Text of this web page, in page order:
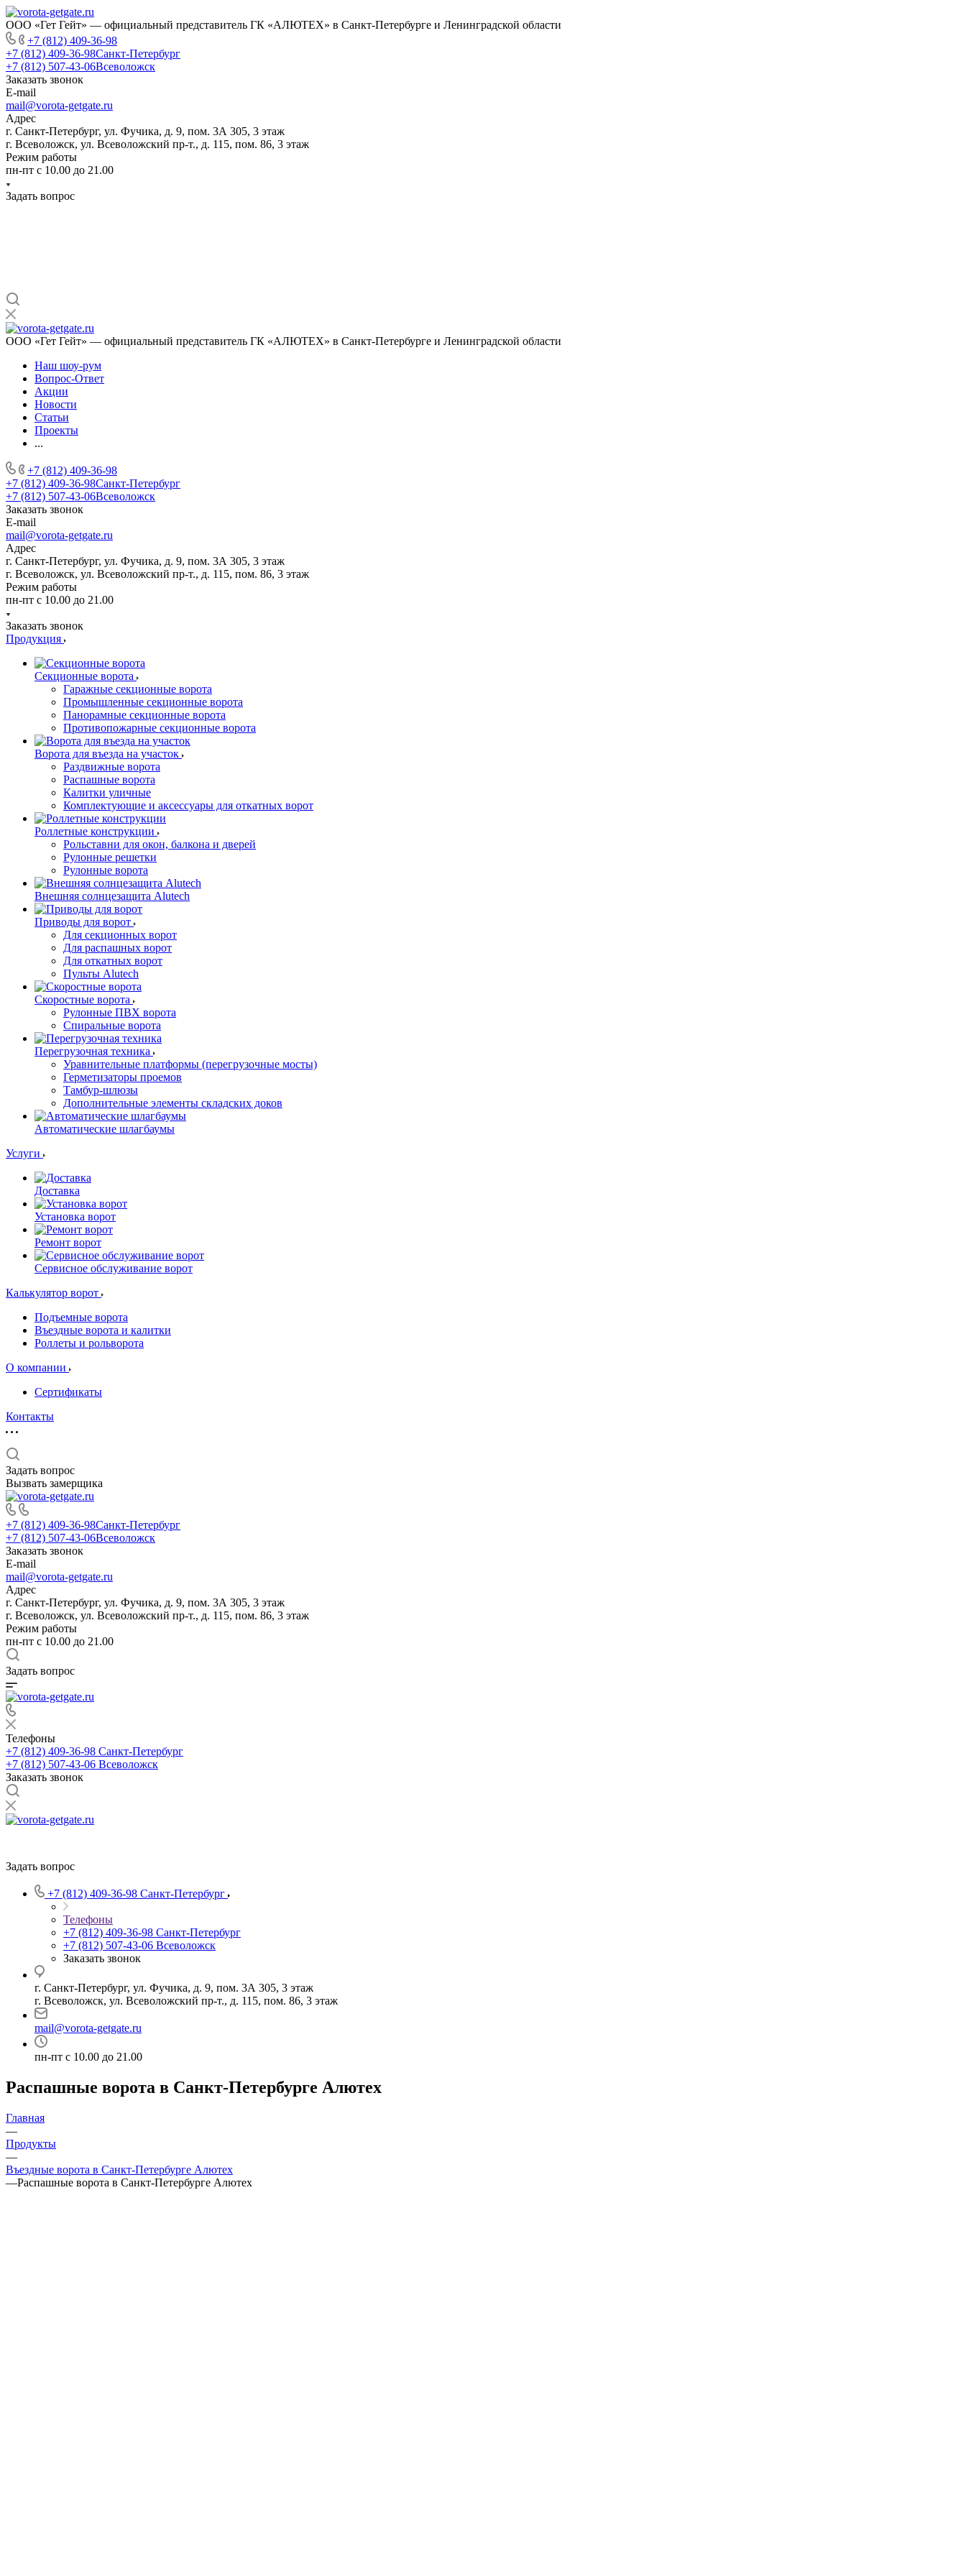
ООО «Гет Гейт» — официальный представитель ГК «АЛЮТЕХ» в Санкт-Петербурге и Ленинградской области
+7 (812) 409-36-98
+7 (812) 409-36-98Санкт-Петербург
+7 (812) 507-43-06Всеволожск
Заказать звонок
E-mail
mail@vorota-getgate.ru
Адрес
г. Санкт-Петербург, ул. Фучика, д. 9, пом. 3А 305, 3 этаж
г. Всеволожск, ул. Всеволожский пр-т., д. 115, пом. 86, 3 этаж
Режим работы
пн-пт c 10.00 до 21.00
Задать вопрос
ООО «Гет Гейт» — официальный представитель ГК «АЛЮТЕХ» в Санкт-Петербурге и Ленинградской области
Наш шоу-рум
Вопрос-Ответ
Акции
Новости
Статьи
Проекты
...
+7 (812) 409-36-98
+7 (812) 409-36-98Санкт-Петербург
+7 (812) 507-43-06Всеволожск
Заказать звонок
E-mail
mail@vorota-getgate.ru
Адрес
г. Санкт-Петербург, ул. Фучика, д. 9, пом. 3А 305, 3 этаж
г. Всеволожск, ул. Всеволожский пр-т., д. 115, пом. 86, 3 этаж
Режим работы
пн-пт c 10.00 до 21.00
Заказать звонок
Продукция
Секционные ворота
Гаражные секционные ворота
Промышленные секционные ворота
Панорамные секционные ворота
Противопожарные секционные ворота
Ворота для въезда на участок
Раздвижные ворота
Распашные ворота
Калитки уличные
Комплектующие и аксессуары для откатных ворот
Роллетные конструкции
Рольставни для окон, балкона и дверей
Рулонные решетки
Рулонные ворота
Внешняя солнцезащита Alutech
Приводы для ворот
Для секционных ворот
Для распашных ворот
Для откатных ворот
Пульты Alutech
Скоростные ворота
Рулонные ПВХ ворота
Спиральные ворота
Перегрузочная техника
Уравнительные платформы (перегрузочные мосты)
Герметизаторы проемов
Тамбур-шлюзы
Дополнительные элементы складских доков
Автоматические шлагбаумы
Услуги
Доставка
Установка ворот
Ремонт ворот
Сервисное обслуживание ворот
Калькулятор ворот
Подъемные ворота
Въездные ворота и калитки
Роллеты и рольворота
О компании
Сертификаты
Контакты
Задать вопрос
Вызвать замерщика
+7 (812) 409-36-98Санкт-Петербург
+7 (812) 507-43-06Всеволожск
Заказать звонок
E-mail
mail@vorota-getgate.ru
Адрес
г. Санкт-Петербург, ул. Фучика, д. 9, пом. 3А 305, 3 этаж
г. Всеволожск, ул. Всеволожский пр-т., д. 115, пом. 86, 3 этаж
Режим работы
пн-пт c 10.00 до 21.00
Задать вопрос
Телефоны
+7 (812) 409-36-98 Санкт-Петербург
+7 (812) 507-43-06 Всеволожск
Заказать звонок
Задать вопрос
+7 (812) 409-36-98 Санкт-Петербург
Телефоны
+7 (812) 409-36-98 Санкт-Петербург
+7 (812) 507-43-06 Всеволожск
Заказать звонок
г. Санкт-Петербург, ул. Фучика, д. 9, пом. 3А 305, 3 этаж
г. Всеволожск, ул. Всеволожский пр-т., д. 115, пом. 86, 3 этаж
mail@vorota-getgate.ru
пн-пт c 10.00 до 21.00
Распашные ворота в Санкт-Петербурге Алютех
Главная
—
Продукты
—
Въездные ворота в Санкт-Петербурге Алютех
—Распашные ворота в Санкт-Петербурге Алютех